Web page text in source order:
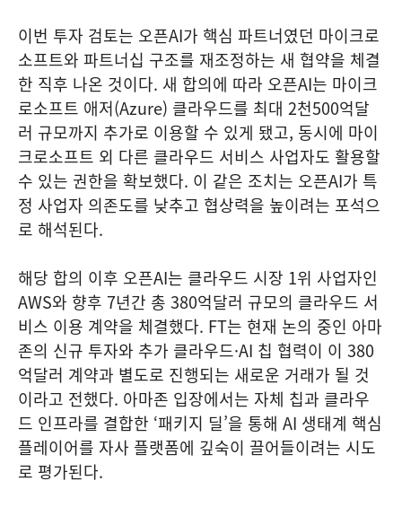
이번 투자 검토는 오픈AI가 핵심 파트너였던 마이크로
소프트와 파트너십 구조를 재조정하는 새 협약을 체결
한 직후 나온 것이다. 새 합의에 따라 오픈AI는 마이크
로소프트 애저(Azure) 클라우드를 최대 2천500억달
러 규모까지 추가로 이용할 수 있게 됐고, 동시에 마이
크로소프트 외 다른 클라우드 서비스 사업자도 활용할
수 있는 권한을 확보했다. 이 같은 조치는 오픈AI가 특
정 사업자 의존도를 낮추고 협상력을 높이려는 포석으
로 해석된다.
해당 합의 이후 오픈AI는 클라우드 시장 1위 사업자인
AWS와 향후 7년간 총 380억달러 규모의 클라우드 서
비스 이용 계약을 체결했다. FT는 현재 논의 중인 아마
존의 신규 투자와 추가 클라우드·AI 칩 협력이 이 380
억달러 계약과 별도로 진행되는 새로운 거래가 될 것
이라고 전했다. 아마존 입장에서는 자체 칩과 클라우
드 인프라를 결합한 ‘패키지 딜’을 통해 AI 생태계 핵심
플레이어를 자사 플랫폼에 깊숙이 끌어들이려는 시도
로 평가된다.